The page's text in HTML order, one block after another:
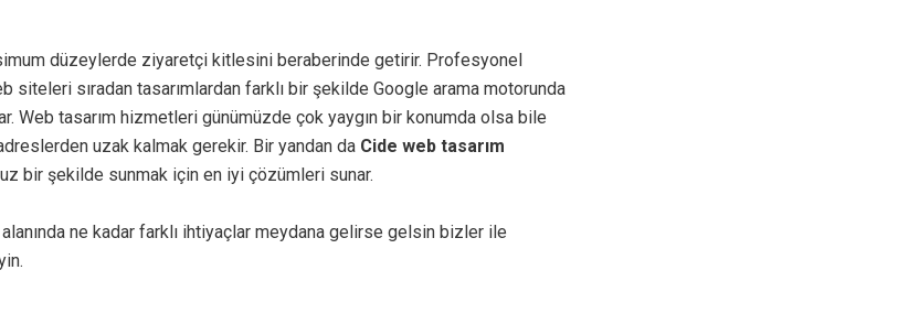
düzeylerde ziyaretçi kitlesini beraberinde getirir. Profesyonel
siteleri sıradan tasarımlardan farklı bir şekilde Google arama motorunda
Web tasarım hizmetleri günümüzde çok yaygın bir konumda olsa bile
uzak kalmak gerekir. Bir yandan da Cide web tasarım
bir şekilde sunmak için en iyi çözümleri sunar.
alanında ne kadar farklı ihtiyaçlar meydana gelirse gelsin bizler ile